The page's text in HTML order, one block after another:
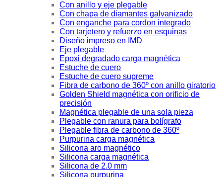
Con anillo y eje plegable
Con chapa de diamantes galvanizado
Con enganche para cordon integrado
Con tarjetero y refuerzo en esquinas
Diseño impreso en IMD
Eje plegable
Epoxi degradado carga magnética
Estuche de cuero
Estuche de cuero supreme
Fibra de carbono de 360º con anillo giratorio
Golden Shield magnética con orificio de
precisión
Magnética plegable de una sola pieza
Plegable con ranura para bolígrafo
Plegable fibra de carbono de 360º
Purpurina carga magnética
Silicona aro magnético
Silicona carga magnética
Silicona de 2.0 mm
Silicona purpurina